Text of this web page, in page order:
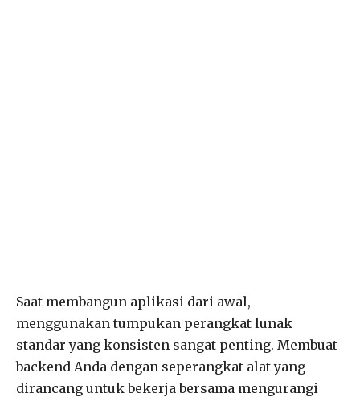
Saat membangun aplikasi dari awal,
menggunakan tumpukan perangkat lunak
standar yang konsisten sangat penting. Membuat
backend Anda dengan seperangkat alat yang
dirancang untuk bekerja bersama mengurangi